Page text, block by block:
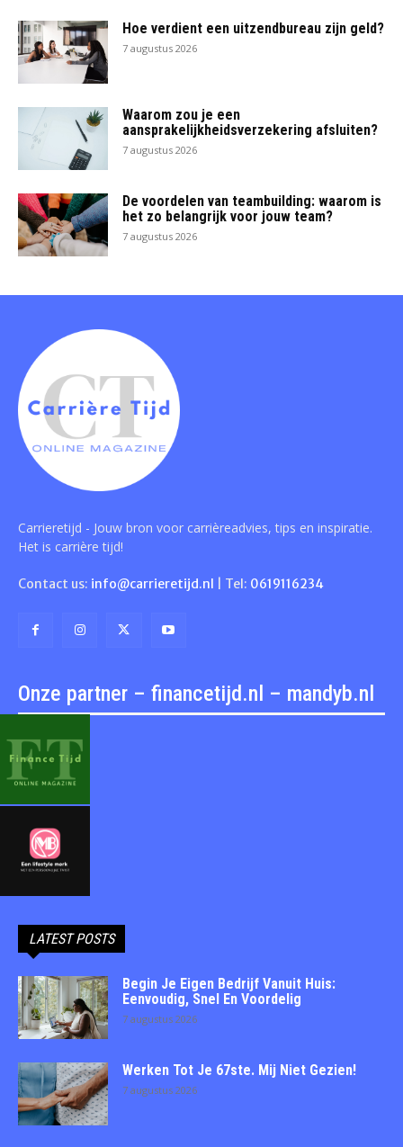
Hoe verdient een uitzendbureau zijn geld?
7 augustus 2026
Waarom zou je een
aansprakelijkheidsverzekering afsluiten?
7 augustus 2026
De voordelen van teambuilding: waarom is
het zo belangrijk voor jouw team?
7 augustus 2026
Carrieretijd - Jouw bron voor carrièreadvies, tips en inspiratie.
Het is carrière tijd!
Contact us: info@carrieretijd.nl | Tel: 0619116234
Onze partner – financetijd.nl – mandyb.nl
LATEST POSTS
Begin Je Eigen Bedrijf Vanuit Huis:
Eenvoudig, Snel En Voordelig
7 augustus 2026
Werken Tot Je 67ste. Mij Niet Gezien!
7 augustus 2026